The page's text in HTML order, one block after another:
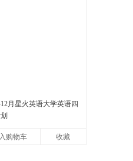
月星火英语大学英语四
购物车 收藏